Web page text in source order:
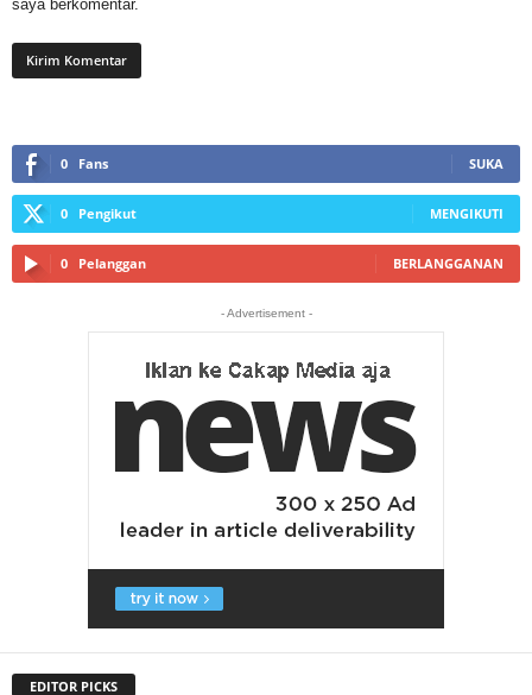
saya berkomentar.
0 Fans SUKA
0 Pengikut MENGIKUTI
0 Pelanggan BERLANGGANAN
- Advertisement -
EDITOR PICKS